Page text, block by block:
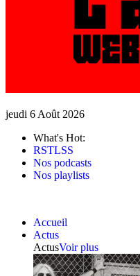
jeudi 6 Août 2026
What's Hot:
RSTLSS
Nos podcasts
Nos playlists
Accueil
Actus
ActusVoir plus